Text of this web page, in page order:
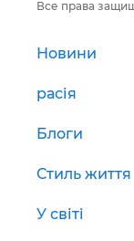
Все права
Новини
расія
Блоги
Стиль життя
У світі